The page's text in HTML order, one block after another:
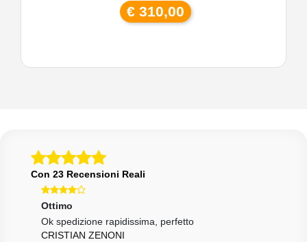
€ 310,00
Con 23 Recensioni Reali
Ottimo
Ok spedizione rapidissima, perfetto
CRISTIAN ZENONI